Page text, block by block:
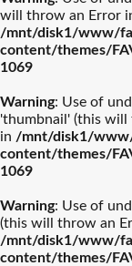
will throw an Error
/mnt/disk1/www/
content/themes/
1069
Warning: Use of
'thumbnail' (this will
in /mnt/disk1/
content/themes/
1069
Warning: Use of
(this will throw an
/mnt/disk1/www/
content/themes/